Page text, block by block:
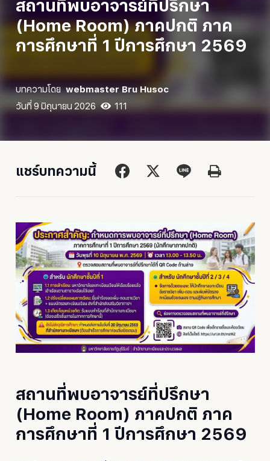
สถานที่พบอาจารย์ที่ปรึกษา
(Home Room) ภาคปกติ ภาค
การศึกษาที่ 1 ปีการศึกษา 2569
บทความโดย webmaster Bru Husoc
วันที่9 มิถุนายน 2026 111
แชร์บทความนี้
สถานที่พบอาจารย์ที่ปรึกษา
(Home Room) ภาคปกติ ภาค
การศึกษาที่ 1 ปีการศึกษา 2569